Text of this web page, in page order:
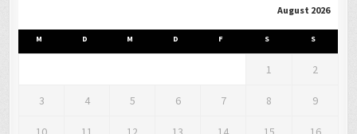
10 11 12 13 14 15 16
17 18 19 20 21 22 23